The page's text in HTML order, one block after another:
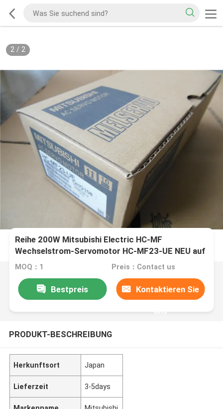
2/ 2
Reihe 200W Mitsubishi Electric HC-MF
Wechselstrom-Servomotor HC-MF23-UE NEU auf
Lager
MOQ：1 Preis：Contact us
Bestpreis Kontaktieren Sie
uns
PRODUKT-BESCHREIBUNG
Herkunftsort Japan
Lieferzeit 3-5days